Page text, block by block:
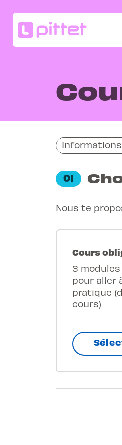
01
Nous te
Cours
3
pour aller
pratique
cours)